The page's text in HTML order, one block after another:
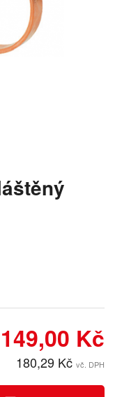
149,00 Kč
180,29 Kč vč. DPH